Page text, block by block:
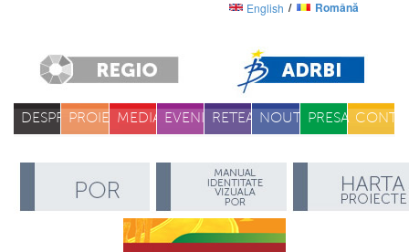
English Română
DESPREPROIECTEMEDIA EVENIMENTE
RETEA NOUTATIPRESA